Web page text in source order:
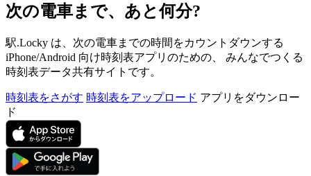
次の電車まで、あと何分?
駅.Locky は、次の電車までの時間をカウントダウンする
iPhone/Android 向け時刻表アプリのための、 みんなでつくる
時刻表データ共有サイトです。
時刻表をさがす 時刻表をアップロード アプリをダウンロー
ド